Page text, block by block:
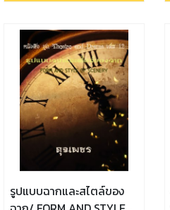
รูปแบบฉากและสไตล์ของ